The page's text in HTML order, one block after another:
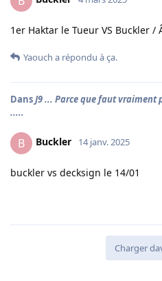
1er Haktar le Tueur VS Buckler /
Yaouch a répondu à ça.
DansJ9 ... Parce que faut
.....
B Buckler 14 janv. 2025
buckler vs decksign le 14/01
Charger